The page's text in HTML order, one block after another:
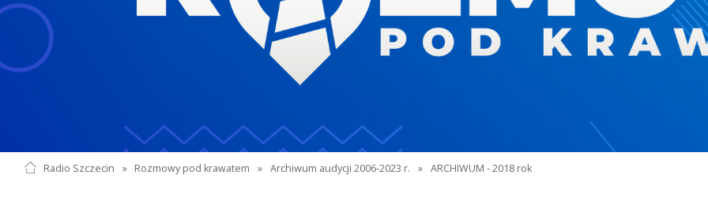
Radio Szczecin » Rozmowy pod krawatem » Archiwum audycji 2006-2023 r. » ARCHIWUM - 2018 rok